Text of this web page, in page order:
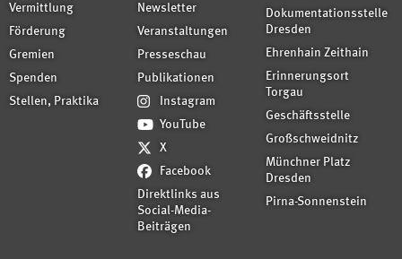
Vermittlung
Förderung
Gremien
Spenden
Stellen, Praktika
Newsletter
Veranstaltungen
Presseschau
Publikationen
Instagram
YouTube
X
Facebook
Direktlinks aus
Social-Media-
Beiträgen
Dokumentationsstelle
Dresden
Ehrenhain Zeithain
Erinnerungsort
Torgau
Geschäftsstelle
Großschweidnitz
Münchner Platz
Dresden
Pirna-Sonnenstein